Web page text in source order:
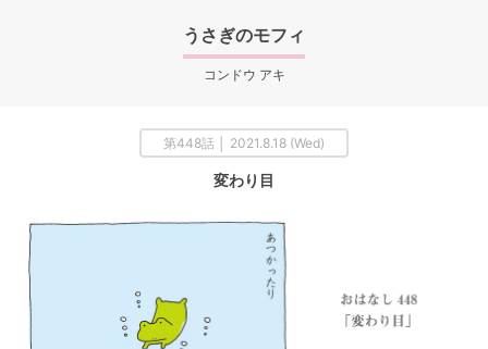
うさぎのモフィ
コンドウ アキ
第448話 │ 2021.8.18 (Wed)
変わり目